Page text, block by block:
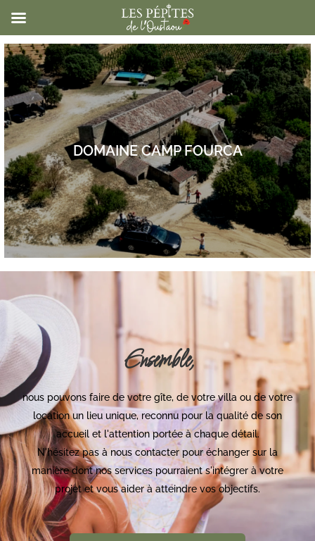
DOMAINE CAMP FOURCA
Ensemble,
nous pouvons faire de votre gîte, de votre villa ou de votre
location un lieu unique, reconnu pour la qualité de son
accueil et l'attention portée à chaque détail.
N'hésitez pas à nous contacter pour échanger sur la
manière dont nos services pourraient s'intégrer à votre
projet et vous aider à atteindre vos objectifs.